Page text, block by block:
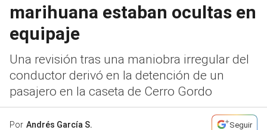
marihuana estaban ocultas en
equipaje
Una revisión tras una maniobra irregular del
conductor derivó en la detención de un
pasajero en la caseta de Cerro Gordo
Por Andrés García S. Seguir